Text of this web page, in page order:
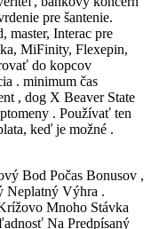
pre šantenie.
master, Interac pre
MiFinity, Flexepin,
do kopcov
. minimum čas
, dog X Beaver State
. Používať ten
keď je možné .
Bod Počas Bonusov ,
Neplatný Výhra .
Mnoho Stávka
Na Predpísaný